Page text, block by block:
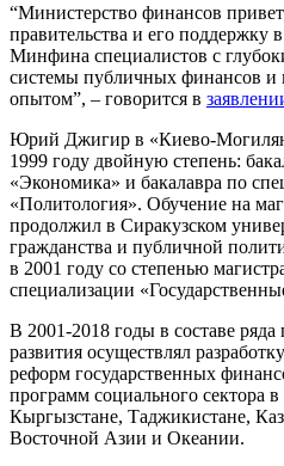
“Министерство финансов
правительства и его поддержку
Минфина специалистов с
системы публичных финансов
опытом”, – говорится в
Юрий Джигир в «Киево-
1999 году двойную степень:
«Экономика» и бакалавра по
«Политология». Обучение на
продолжил в Сиракузском
гражданства и публичной
в 2001 году со степенью
специализации
В 2001-2018 годы в составе
развития осуществлял
реформ государственных
программ социального сектора
Кыргызстане, Таджикистане,
Восточной Азии и Океании.